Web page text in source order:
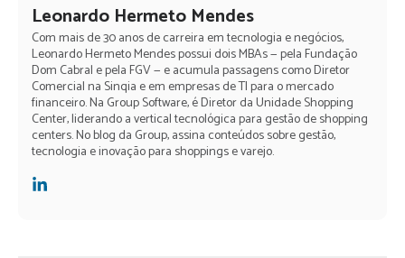
Leonardo Hermeto Mendes
Com mais de 30 anos de carreira em tecnologia e negócios,
Leonardo Hermeto Mendes possui dois MBAs — pela Fundação
Dom Cabral e pela FGV — e acumula passagens como Diretor
Comercial na Sinqia e em empresas de TI para o mercado
financeiro. Na Group Software, é Diretor da Unidade Shopping
Center, liderando a vertical tecnológica para gestão de shopping
centers. No blog da Group, assina conteúdos sobre gestão,
tecnologia e inovação para shoppings e varejo.